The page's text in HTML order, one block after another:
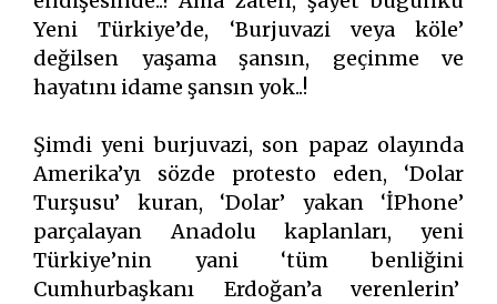
Yeni Türkiye’de, ‘Burjuvazi veya köle’
değilsen yaşama şansın, geçinme ve
hayatını idame şansın yok..!
Şimdi yeni burjuvazi, son papaz olayında
Amerika’yı sözde protesto eden, ‘Dolar
Turşusu’ kuran, ‘Dolar’ yakan ‘İPhone’
parçalayan Anadolu kaplanları, yeni
Türkiye’nin yani ‘tüm benliğini
Cumhurbaşkanı Erdoğan’a verenlerin’